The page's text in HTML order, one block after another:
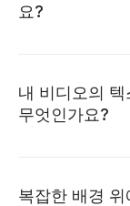
요?
내 비디오의
무엇인가요?
복잡한 배경